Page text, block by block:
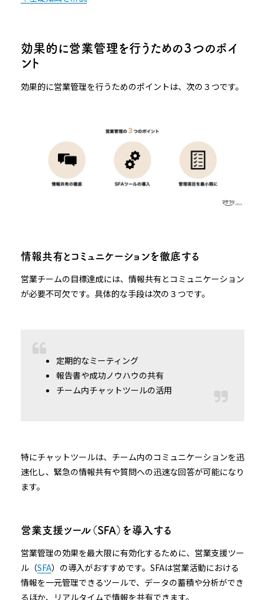
効果的に営業管理を行うための３つのポイ
ント
効果的に営業管理を行うためのポイントは、次の３つです。
情報共有とコミュニケーションを徹底する
営業チームの目標達成には、情報共有とコミュニケーション
が必要不可欠です。具体的な手段は次の３つです。
定期的なミーティング
報告書や成功ノウハウの共有
チーム内チャットツールの活用
特にチャットツールは、チーム内のコミュニケーションを迅
速化し、緊急の情報共有や質問への迅速な回答が可能になり
ます。
営業支援ツール（SFA）を導入する
営業管理の効果を最大限に有効化するために、営業支援ツー
ル（SFA）の導入がおすすめです。SFAは営業活動における
情報を一元管理できるツールで、データの蓄積や分析ができ
るほか、リアルタイムで情報を共有できます。